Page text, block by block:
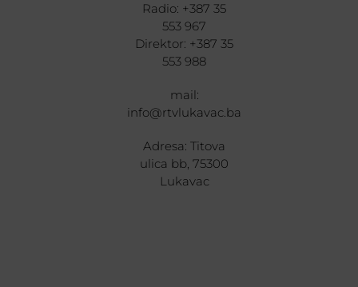
Radio: +387 35
553 967
Direktor: +387 35
553 988
mail:
info@rtvlukavac.ba
Adresa: Titova
ulica bb, 75300
Lukavac